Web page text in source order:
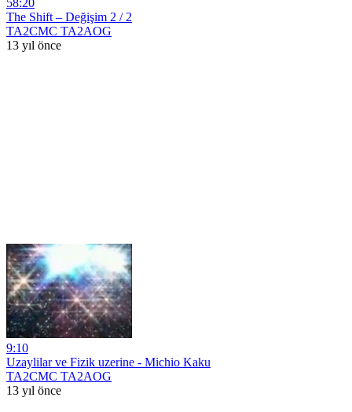
58:20
The Shift – Değişim 2 / 2
TA2CMC TA2AOG
13 yıl önce
9:10
Uzaylilar ve Fizik uzerine - Michio Kaku
TA2CMC TA2AOG
13 yıl önce